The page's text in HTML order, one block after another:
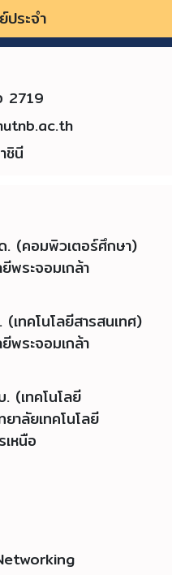
ประจำ
ชินี
(คอมพิวเตอร์ศึกษา)
พระจอมเกล้า
ทคโนโลยีสารสนเทศ)
พระจอมเกล้า
เทคโนโลยี
าลัยเทคโนโลยี
หนือ